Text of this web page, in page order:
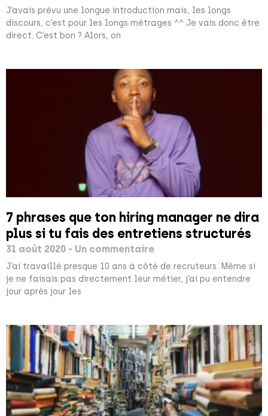
J’avais prévu une longue introduction mais, les longs
discours, c’est pour les longs métrages ^^ Je vais donc être
direct. C’est bon ? Alors, on
7 phrases que ton hiring manager ne dira
plus si tu fais des entretiens structurés
31 août 2020 Un commentaire
J’ai travaillé presque 10 ans à côté de recruteurs. Même si
je ne faisais pas directement leur métier, j’ai pu entendre
jour après jour les